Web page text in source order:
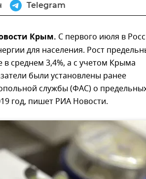
Telegram
Крым. С первого июля в
для населения. Рост
среднем 3,4%, а с учетом Крыма
были установлены ранее
службы (ФАС) о
год, пишет РИА Новости.